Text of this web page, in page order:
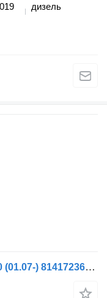
дизель
Гидроцилиндр Weber TGS 26.360 (01.07-) 81417236123 для тягача MAN TGL, TGM, TGS, TGX (2005-2021)